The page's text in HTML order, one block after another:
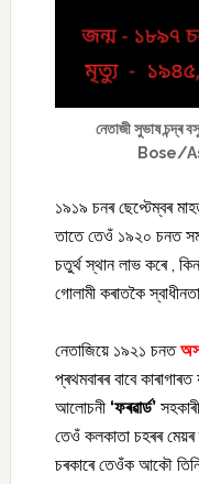
নেতাজী সুভাষ
Bose/
১৯১৯ চনৰ ছেপ্টেম্বৰ
তাতে তেওঁ ১৯২০ চনত
চতুৰ্থ স্থান লাভ কৰে ,
গোলামী কৰাতকৈ
নেতাজিয়ে ১৯২১ চনত
প্ৰথমবাৰৰ বাবে
আলোচনী‘ফৰৱাৰ্ড’
তেওঁ কলকাতা চহৰৰ মেয়ৰ
চৰকাৰে তেওঁক আকৌ তিনি